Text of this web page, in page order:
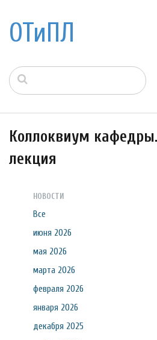
ОТиПЛ
Коллоквиум
лекция
НОВОСТИ
Все
июня 2026
мая 2026
марта 2026
февраля 2026
января 2026
декабря 2025